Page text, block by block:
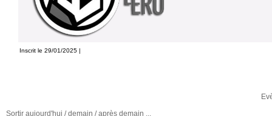
Inscrit le 29/01/2025 |
Sortir aujourd'hui / demain / après demain ...